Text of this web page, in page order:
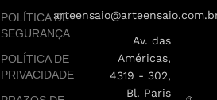
POLÍTICA DE
SEGURANÇA
POLÍTICA DE
PRIVACIDADE
Av. das
Américas,
4319 - 302,
Bl. Paris